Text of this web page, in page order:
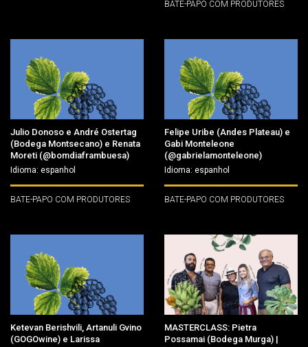
BATE-PAPO COM PRODUTORES
Julio Donoso e André Ostertag
(Bodega Montsecano) e Renata
Moreti (@bomdiaframbuesa)
Idioma: espanhol
BATE-PAPO COM PRODUTORES
Felipe Uribe (Andes Plateau) e
Gabi Monteleone
(@gabrielamonteleone)
Idioma: espanhol
BATE-PAPO COM PRODUTORES
Ketevan Berishvili, Artanuli Gvino
(GOGOwine) e Larissa
MASTERCLASS: Pietra
Possamai (Bodega Murga) |